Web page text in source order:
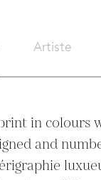
Artiste
in colours
and